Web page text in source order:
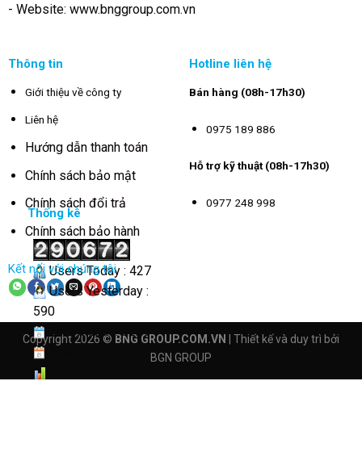
- Website: www.bnggroup.com.vn
Thông tin
Giới thiệu về công ty
Liên hệ
Hướng dẫn thanh toán
Chính sách bảo mật
Chính sách đổi trả
Chính sách bảo hành
Kết nối với chúng tôi
Hotline liên hệ
Bán hàng (08h-17h30)
0975 189 886
Hỗ trợ kỹ thuật (08h-17h30)
0977 248 998
Thống kê
Users Today : 427
Users Yesterday :
590
This Month : 3229
Copyright 2026 © BNG GROUP.COM.VN
| Thiết kế và duy trì bởi
BGN GROUP